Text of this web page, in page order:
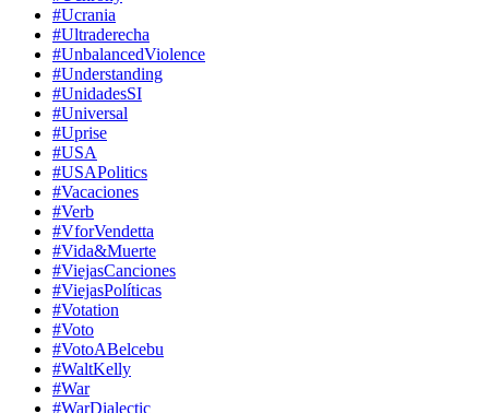
#Ucrania
#Ultraderecha
#UnbalancedViolence
#Understanding
#UnidadesSI
#Universal
#Uprise
#USA
#USAPolitics
#Vacaciones
#Verb
#VforVendetta
#Vida&Muerte
#ViejasCanciones
#ViejasPolíticas
#Votation
#Voto
#VotoABelcebu
#WaltKelly
#War
#WarDialectic